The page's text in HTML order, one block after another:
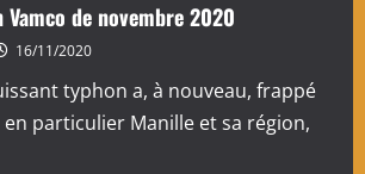
de novembre 2020
16/11/2020
typhon a, à nouveau, frappé
en particulier Manille et sa région,